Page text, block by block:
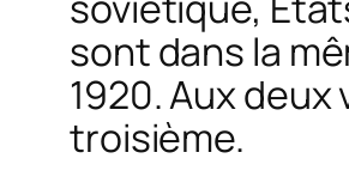
sont dans la
1920. Aux
troisième.